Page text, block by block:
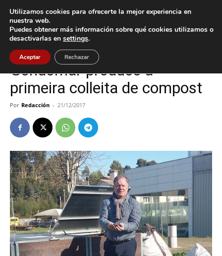
Inicio Gondomar
Gondomar Política
Gondomar produce a
primeira colleita de compost
Por Redacción - 21/12/2017
Utilizamos cookies para ofrecerte la mejor experiencia en
nuestra web.
Puedes obtener más información sobre qué cookies utilizamos o
desactivarlas en settings.
Aceptar Rechazar